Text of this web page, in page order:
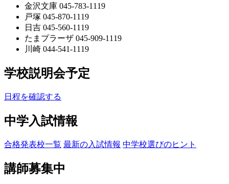
金沢文庫 045-783-1119
戸塚 045-870-1119
日吉 045-560-1119
たまプラーザ 045-909-1119
川崎 044-541-1119
学校説明会予定
日程を確認する
中学入試情報
合格発表校一覧 最新の入試情報 中学校選びのヒント
講師募集中